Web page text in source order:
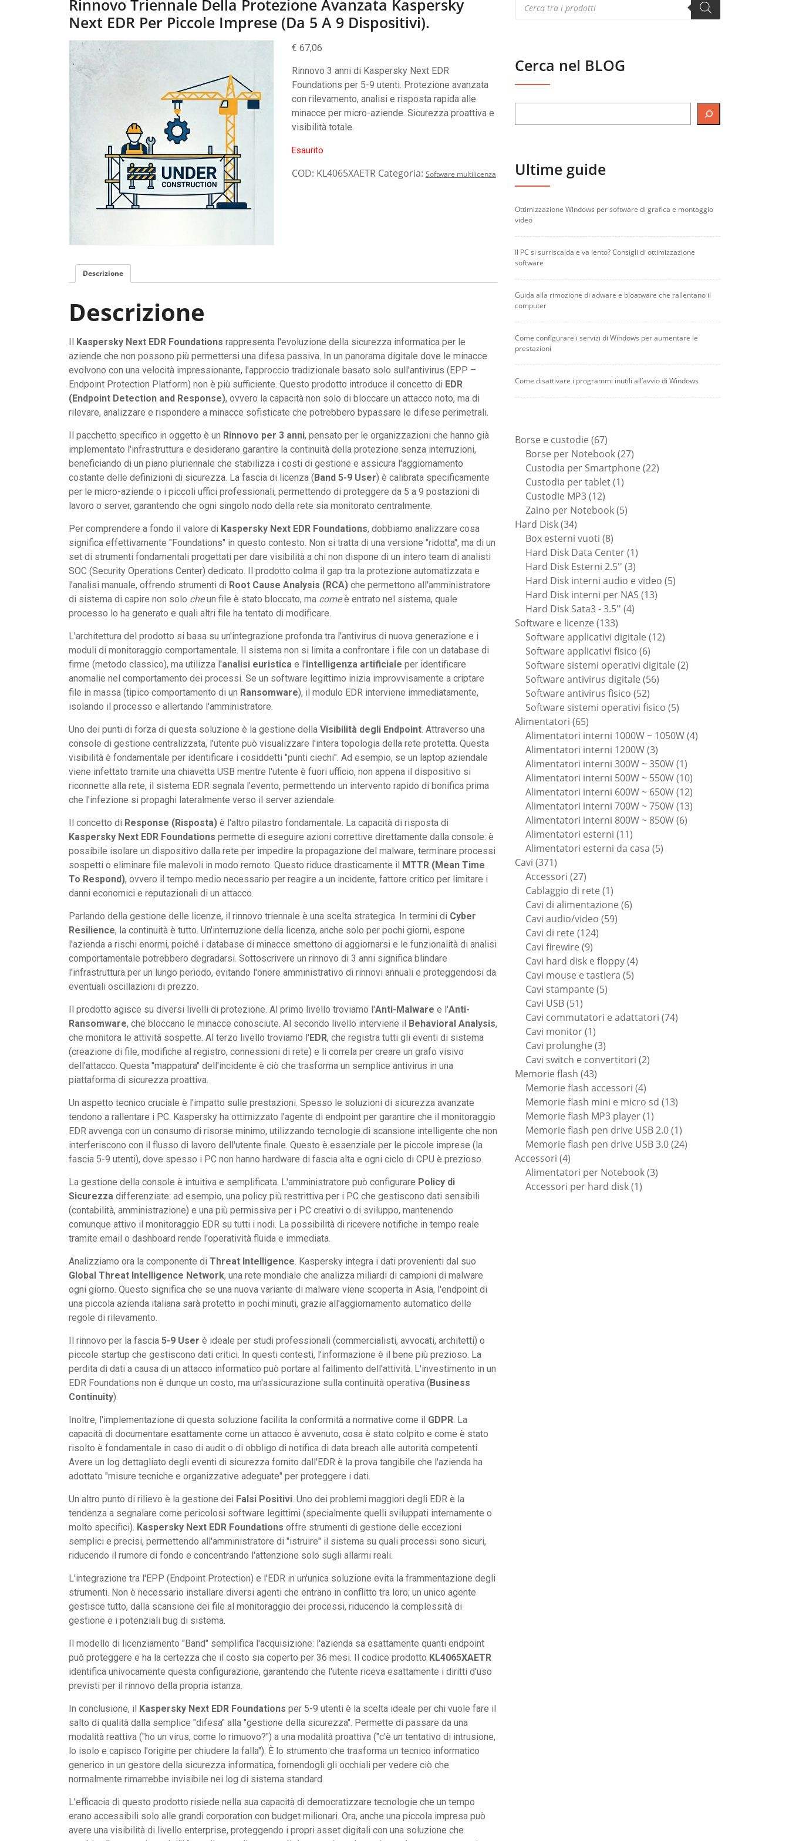
Rinnovo Triennale Della Protezione Avanzata Kaspersky
Next EDR Per Piccole Imprese (da 5 A 9 Dispositivi).
€ 67,06
Rinnovo 3 anni di Kaspersky Next EDR
Foundations per 5-9 utenti. Protezione avanzata
con rilevamento, analisi e risposta rapida alle
minacce per micro-aziende. Sicurezza proattiva e
visibilità totale.
Esaurito
COD: KL4065XAETR Categoria: Software multilicenza
Descrizione
Descrizione
Kaspersky Next EDR Foundations rappresenta l'evoluzione della sicurezza informatica per le
aziende che non possono più permettersi una difesa passiva. In un panorama digitale dove le minacce
evolvono con una velocità impressionante, l'approccio tradizionale basato solo sull'antivirus (EPP –
Endpoint Protection Platform) non è più sufficiente. Questo prodotto introduce il concetto di EDR
(Endpoint Detection and Response), ovvero la capacità non solo di bloccare un attacco noto, ma di
rilevare, analizzare e rispondere a minacce sofisticate che potrebbero bypassare le difese perimetrali.
Il pacchetto specifico in oggetto è un Rinnovo per 3 anni, pensato per le organizzazioni che hanno già
implementato l'infrastruttura e desiderano garantire la continuità della protezione senza interruzioni,
beneficiando di un piano pluriennale che stabilizza i costi di gestione e assicura l'aggiornamento
costante delle definizioni di sicurezza. La fascia di licenza ( Band 5-9 User) è calibrata specificamente
per le micro-aziende o i piccoli uffici professionali, permettendo di proteggere da 5 a 9 postazioni di
lavoro o server, garantendo che ogni singolo nodo della rete sia monitorato centralmente.
Per comprendere a fondo il valore di Kaspersky Next EDR Foundations, dobbiamo analizzare cosa
significa effettivamente "Foundations" in questo contesto. Non si tratta di una versione "ridotta", ma di un
set di strumenti fondamentali progettati per dare visibilità a chi non dispone di un intero team di analisti
SOC (Security Operations Center) dedicato. Il prodotto colma il gap tra la protezione automatizzata e
l'analisi manuale, offrendo strumenti di Root Cause Analysis (RCA) che permettono all'amministratore
di sistema di capire non solo cheun file è stato bloccato, ma comeè entrato nel sistema, quale
processo lo ha generato e quali altri file ha tentato di modificare.
L'architettura del prodotto si basa su un'integrazione profonda tra l'antivirus di nuova generazione e i
moduli di monitoraggio comportamentale. Il sistema non si limita a confrontare i file con un database di
firme (metodo classico), ma utilizza l'analisi euristica e l'intelligenza artificiale per identificare
anomalie nel comportamento dei processi. Se un software legittimo inizia improvvisamente a criptare
file in massa (tipico comportamento di un Ransomware), il modulo EDR interviene immediatamente,
isolando il processo e allertando l'amministratore.
Uno dei punti di forza di questa soluzione è la gestione della Visibilità degli Endpoint. Attraverso una
console di gestione centralizzata, l'utente può visualizzare l'intera topologia della rete protetta. Questa
visibilità è fondamentale per identificare i cosiddetti "punti ciechi". Ad esempio, se un laptop aziendale
viene infettato tramite una chiavetta USB mentre l'utente è fuori ufficio, non appena il dispositivo si
riconnette alla rete, il sistema EDR segnala l'evento, permettendo un intervento rapido di bonifica prima
che l'infezione si propaghi lateralmente verso il server aziendale.
Il concetto di Response (Risposta) è l'altro pilastro fondamentale. La capacità di risposta di
Kaspersky Next EDR Foundations permette di eseguire azioni correttive direttamente dalla console: è
possibile isolare un dispositivo dalla rete per impedire la propagazione del malware, terminare processi
sospetti o eliminare file malevoli in modo remoto. Questo riduce drasticamente il
MTTR (Mean Time
To Respond), ovvero il tempo medio necessario per reagire a un incidente, fattore critico per limitare i
danni economici e reputazionali di un attacco.
Parlando della gestione delle licenze, il rinnovo triennale è una scelta strategica. In termini di Cyber
Resilience, la continuità è tutto. Un'interruzione della licenza, anche solo per pochi giorni, espone
l'azienda a rischi enormi, poiché i database di minacce smettono di aggiornarsi e le funzionalità di analisi
comportamentale potrebbero degradarsi. Sottoscrivere un rinnovo di 3 anni significa blindare
l'infrastruttura per un lungo periodo, evitando l'onere amministrativo di rinnovi annuali e proteggendosi da
eventuali oscillazioni di prezzo.
Il prodotto agisce su diversi livelli di protezione. Al primo livello troviamo l'Anti-Malware e l'Anti-
Ransomware, che bloccano le minacce conosciute. Al secondo livello interviene il Behavioral Analysis,
che monitora le attività sospette. Al terzo livello troviamo l' EDR, che registra tutti gli eventi di sistema
(creazione di file, modifiche al registro, connessioni di rete) e li correla per creare un grafo visivo
dell'attacco. Questa "mappatura" dell'incidente è ciò che trasforma un semplice antivirus in una
piattaforma di sicurezza proattiva.
Un aspetto tecnico cruciale è l'impatto sulle prestazioni. Spesso le soluzioni di sicurezza avanzate
tendono a rallentare i PC. Kaspersky ha ottimizzato l'agente di endpoint per garantire che il monitoraggio
EDR avvenga con un consumo di risorse minimo, utilizzando tecnologie di scansione intelligente che non
interferiscono con il flusso di lavoro dell'utente finale. Questo è essenziale per le piccole imprese (la
fascia 5-9 utenti), dove spesso i PC non hanno hardware di fascia alta e ogni ciclo di CPU è prezioso.
La gestione della console è intuitiva e semplificata. L'amministratore può configurare Policy di
Sicurezza differenziate: ad esempio, una policy più restrittiva per i PC che gestiscono dati sensibili
(contabilità, amministrazione) e una più permissiva per i PC creativi o di sviluppo, mantenendo
comunque attivo il monitoraggio EDR su tutti i nodi. La possibilità di ricevere notifiche in tempo reale
tramite email o dashboard rende l'operatività fluida e immediata.
Analizziamo ora la componente di Threat Intelligence. Kaspersky integra i dati provenienti dal suo
Global Threat Intelligence Network, una rete mondiale che analizza miliardi di campioni di malware
ogni giorno. Questo significa che se una nuova variante di malware viene scoperta in Asia, l'endpoint di
una piccola azienda italiana sarà protetto in pochi minuti, grazie all'aggiornamento automatico delle
regole di rilevamento.
Il rinnovo per la fascia 5-9 User è ideale per studi professionali (commercialisti, avvocati, architetti) o
piccole startup che gestiscono dati critici. In questi contesti, l'informazione è il bene più prezioso. La
perdita di dati a causa di un attacco informatico può portare al fallimento dell'attività. L'investimento in un
EDR Foundations non è dunque un costo, ma un'assicurazione sulla continuità operativa ( Business
Continuity).
Inoltre, l'implementazione di questa soluzione facilita la conformità a normative come il GDPR. La
capacità di documentare esattamente come un attacco è avvenuto, cosa è stato colpito e come è stato
risolto è fondamentale in caso di audit o di obbligo di notifica di data breach alle autorità competenti.
Avere un log dettagliato degli eventi di sicurezza fornito dall'EDR è la prova tangibile che l'azienda ha
adottato "misure tecniche e organizzative adeguate" per proteggere i dati.
Un altro punto di rilievo è la gestione dei Falsi Positivi. Uno dei problemi maggiori degli EDR è la
tendenza a segnalare come pericolosi software legittimi (specialmente quelli sviluppati internamente o
molto specifici). Kaspersky Next EDR Foundations offre strumenti di gestione delle eccezioni
semplici e precisi, permettendo all'amministratore di "istruire" il sistema su quali processi sono sicuri,
riducendo il rumore di fondo e concentrando l'attenzione solo sugli allarmi reali.
L'integrazione tra l'EPP (Endpoint Protection) e l'EDR in un'unica soluzione evita la frammentazione degli
strumenti. Non è necessario installare diversi agenti che entrano in conflitto tra loro; un unico agente
gestisce tutto, dalla scansione dei file al monitoraggio dei processi, riducendo la complessità di
gestione e i potenziali bug di sistema.
Il modello di licenziamento "Band" semplifica l'acquisizione: l'azienda sa esattamente quanti endpoint
può proteggere e ha la certezza che il costo sia coperto per 36 mesi. Il codice prodotto KL4065XAETR
identifica univocamente questa configurazione, garantendo che l'utente riceva esattamente i diritti d'uso
previsti per il rinnovo della propria istanza.
In conclusione, il Kaspersky Next EDR Foundations per 5-9 utenti è la scelta ideale per chi vuole fare il
salto di qualità dalla semplice "difesa" alla "gestione della sicurezza". Permette di passare da una
modalità reattiva ("ho un virus, come lo rimuovo?") a una modalità proattiva ("c'è un tentativo di intrusione,
lo isolo e capisco l'origine per chiudere la falla"). È lo strumento che trasforma un tecnico informatico
generico in un gestore della sicurezza informatica, fornendogli gli occhiali per vedere ciò che
normalmente rimarrebbe invisibile nei log di sistema standard.
L'efficacia di questo prodotto risiede nella sua capacità di democratizzare tecnologie che un tempo
erano accessibili solo alle grandi corporation con budget milionari. Ora, anche una piccola impresa può
avere una visibilità di livello enterprise, proteggendo i propri asset digitali con una soluzione che
search
Cerca nel BLOG
Ultime guide
Ottimizzazione Windows per software di grafica e montaggio
video
Il PC si surriscalda e va lento? Consigli di ottimizzazione
software
Guida alla rimozione di adware e bloatware che rallentano il
computer
Come configurare i servizi di Windows per aumentare le
prestazioni
Come disattivare i programmi inutili all’avvio di Windows
Borse e custodie 6767
prodotti
Borse per Notebook 2727
prodotti
Custodia per Smartphone 2222
Custodia per tablet 11
Custodie MP3 1212
prodotti
Zaino per Notebook 55
Hard Disk 3434
prodotti
Box esterni vuoti 88
prodotti
Hard Disk Data Center 11
prodotto
Hard Disk Esterni 2.5'' 33
prodotti
Hard Disk interni audio e video 55
Hard Disk interni per NAS 1313
Hard Disk Sata3 - 3.5'' 44
Software e licenze 133133
prodotti
Software applicativi digitale 1212
Software applicativi fisico 66
prodotti
Software sistemi operativi digitale 22
Software antivirus digitale 5656
Software antivirus fisico 5252
prodotti
Software sistemi operativi fisico 55
Alimentatori 6565
prodotti
Alimentatori interni 1000W ~ 1050W 44
Alimentatori interni 1200W 33
prodotti
Alimentatori interni 300W ~ 350W 11
prodotto
Alimentatori interni 500W ~ 550W 1010
prodotti
Alimentatori interni 600W ~ 650W 1212
prodotti
Alimentatori interni 700W ~ 750W 1313
Alimentatori interni 800W ~ 850W 66
Alimentatori esterni 1111
prodotti
Alimentatori esterni da casa 55
Cavi 371371
prodotti
Accessori 2727
prodotti
Cablaggio di rete 11
prodotto
Cavi di alimentazione 66
Cavi audio/video 5959
Cavi di rete 124124
Cavi firewire 99
prodotti
Cavi hard disk e floppy 44
Cavi mouse e tastiera 55
Cavi stampante 55
Cavi USB 5151
prodotti
Cavi commutatori e adattatori 7474
Cavi monitor 11
prodotto
Cavi prolunghe 33
prodotti
Cavi switch e convertitori 22
Memorie flash 4343
prodotti
Memorie flash accessori 44
prodotti
Memorie flash mini e micro sd 1313
Memorie flash MP3 player 11
prodotto
Memorie flash pen drive USB 2.0 11
prodotto
Memorie flash pen drive USB 3.0 2424
Accessori 44
prodotti
Alimentatori per Notebook 33
Accessori per hard disk 11